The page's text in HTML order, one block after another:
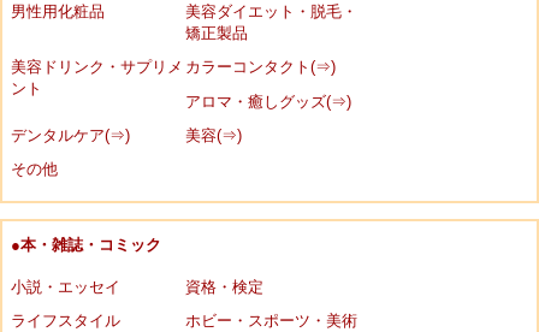
男性用化粧品
美容ダイエット・脱毛・
矯正製品
美容ドリンク・サプリメ
ント
カラーコンタクト(⇒)
アロマ・癒しグッズ(⇒)
デンタルケア(⇒)
美容(⇒)
その他
●本・雑誌・コミック
小説・エッセイ
資格・検定
ライフスタイル
ホビー・スポーツ・美術